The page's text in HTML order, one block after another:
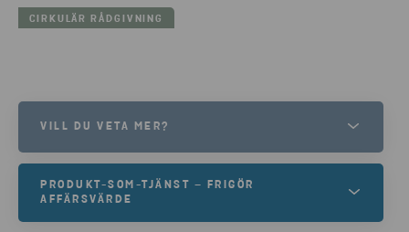
CIRKULÄR RÅDGIVNING
VILL DU VETA MER?
LIV ANDERSSON
PROJECT LEAD
PRODUKT-SOM-TJÄNST – FRIGÖR
AFFÄRSVÄRDE